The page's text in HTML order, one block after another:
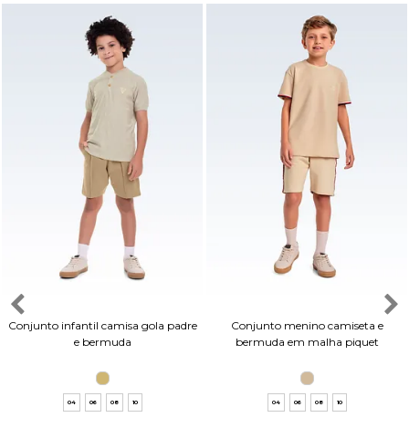
Conjunto infantil camisa gola padre
e bermuda
04 06 08 10
Conjunto menino camiseta e
bermuda em malha piquet
04 06 08 10